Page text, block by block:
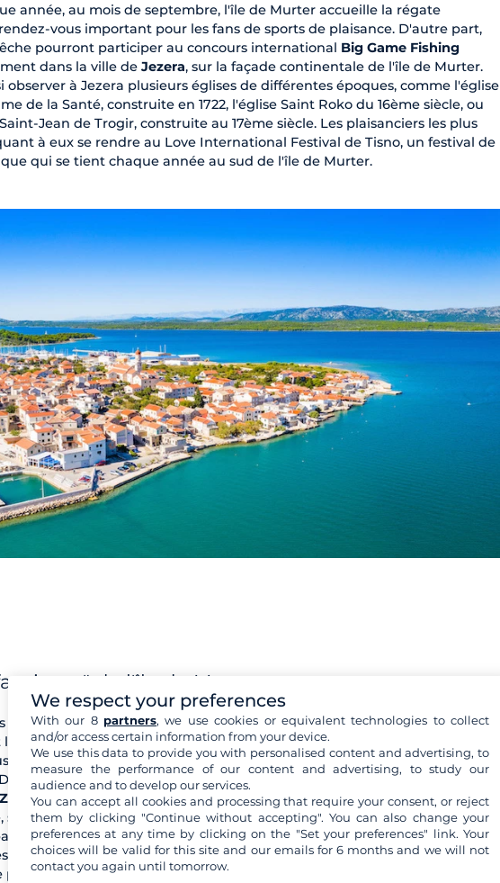
année, au mois de septembre, l'île de Murter accueille la régate
vous important pour les fans de sports de plaisance. D'autre part,
pourront participer au concours international Big Game Fishing
dans la ville de Jezera, sur la façade continentale de l'île de Murter.
observer à Jezera plusieurs églises de différentes époques, comme l'église
de la Santé, construite en 1722, l'église Saint Roko du 16ème siècle, ou
Jean de Trogir, construite au 17ème siècle. Les plaisanciers les plus
à eux se rendre au Love International Festival de Tisno, un festival de
qui se tient chaque année au sud de l'île de Murter.
de l'île de Murter
se situent à proximité de la ville de Betina :Plitka Vala,une plage de
la plage tranquille deKosirina, entourée d'une forêt de pins. Au nord de
trouverez un mouillage agréable avec toutes les installations et accès à
votre
navigation en Croatie
, au large de Murter, vous pourrez
Zminjak etPrišnjak, deux mouillages au charme typiquement croate. De
sur sa façade ouest, se trouve l'une des plus belles plages de la zone : au
à l'eau transparente, la plage de Slanica est une petite perle au large
Un peu plus au sud, la baie deČigrađa propose aussi un mouillage
de roches et de sable. Enfin, au sud de l'île de Murter, la baie de
We respect your preferences
With our 8 partners, we use cookies or equivalent technologies to collect
and/or access certain information from your device.
We use this data to provide you with personalised content and advertising, to
measure the performance of our content and advertising, to study our
audience and to develop our services.
You can accept all cookies and processing that require your consent, or reject
them by clicking "Continue without accepting". You can also change your
preferences at any time by clicking on the "Set your preferences" link. Your
choices will be valid for this site and our emails for 6 months and we will not
contact you again until tomorrow.